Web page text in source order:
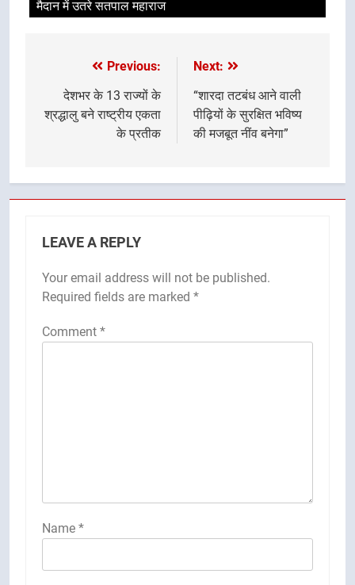
मैदान में उतरे सतपाल महाराज
navigation
Previous:
देशभर के 13 राज्यों के
श्रद्धालु बने राष्ट्रीय एकता
के प्रतीक
Next:
“शारदा तटबंध आने वाली
पीढ़ियों के सुरक्षित भविष्य
की मजबूत नींव बनेगा”
LEAVE A REPLY
Your email address will not be published.
Required fields are marked *
Comment *
Name *